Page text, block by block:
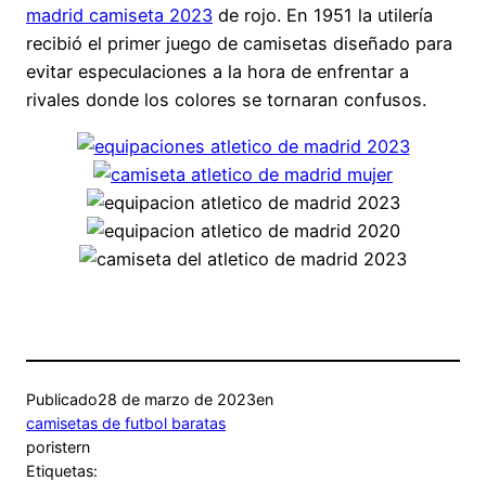
madrid camiseta 2023 de rojo. En 1951 la utilería
recibió el primer juego de camisetas diseñado para
evitar especulaciones a la hora de enfrentar a
rivales donde los colores se tornaran confusos.
Publicado28 de marzo de 2023en
camisetas de futbol baratas
poristern
Etiquetas: